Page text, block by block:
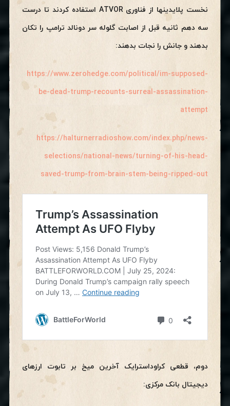
نخست پلایدینها از فناوری ATVOR استفاده کردند تا درست
سه دهم ثانیه قبل از اصابت گلوله سر دونالد ترامپ را تکان
بدهند و جانش را نجات بدهند:
https://www.zerohedge.com/political/im-supposed-
be-dead-trump-recounts-surreal-assassination-
attempt
https://halturnerradioshow.com/index.php/news-
selections/national-news/turning-of-his-head-
saved-trump-from-brain-stem-being-ripped-out
دوم، قطعی کراوداسترایک آخرین میخ بر تابوت ارزهای
دیجیتال بانک مرکزی: